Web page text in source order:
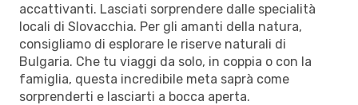
accattivanti. Lasciati sorprendere dalle specialità
locali di Slovacchia. Per gli amanti della natura,
consigliamo di esplorare le riserve naturali di
Bulgaria. Che tu viaggi da solo, in coppia o con la
famiglia, questa incredibile meta saprà come
sorprenderti e lasciarti a bocca aperta.